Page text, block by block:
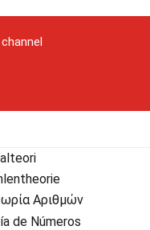
Αριθμών
de Números